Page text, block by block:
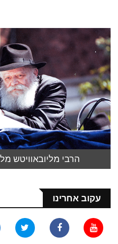
הרבי מליובאוויטש
עקוב אחרינו